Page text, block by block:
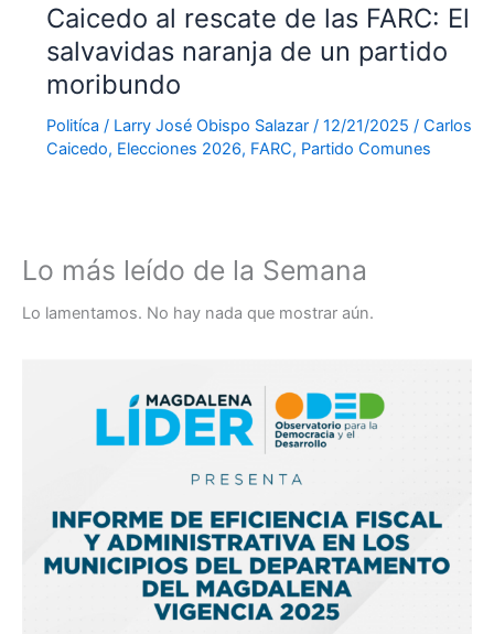
Caicedo al rescate de las FARC: El
salvavidas naranja de un partido
moribundo
Politíca / Larry José Obispo Salazar / 12/21/2025 / Carlos
Caicedo, Elecciones 2026, FARC, Partido Comunes
Lo más leído de la Semana
Lo lamentamos. No hay nada que mostrar aún.